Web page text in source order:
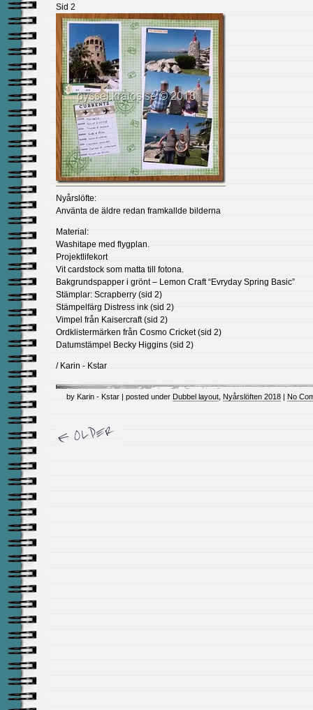
Sid 2
Nyårslöfte:
Använta de äldre redan framkallde bilderna
Material:
Washitape med flygplan.
Projektlifekort
Vit cardstock som matta till fotona.
Bakgrundspapper i grönt – Lemon Craft “Evryday Spring Basic”
Stämplar: Scrapberry (sid 2)
Stämpelfärg Distress ink (sid 2)
Vimpel från Kaisercraft (sid 2)
Ordklistermärken från Cosmo Cricket (sid 2)
Datumstämpel Becky Higgins (sid 2)
/ Karin - Kstar
by Karin - Kstar | posted under Dubbel layout Nyårslöften 2018 | No